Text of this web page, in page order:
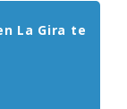
La Gira te